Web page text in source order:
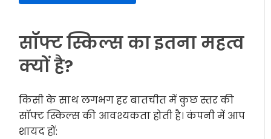
सॉफ्ट स्किल्स का इतना महत्व
क्यों है?
किसी के साथ लगभग हर बातचीत में कुछ स्तर की
सॉफ्ट स्किल्स की आवश्यकता होती है। कंपनी में आप
शायद हों: